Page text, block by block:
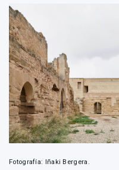
Fotografía: Iñaki Bergera.